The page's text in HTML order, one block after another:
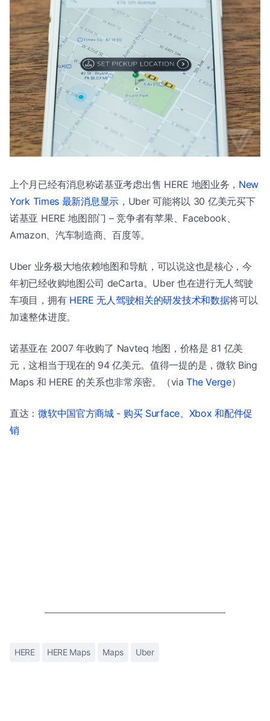
上个月已经有消息称诺基亚考虑出售 HERE 地图业务， New
York Times 最新消息显示 ，Uber 可能将以 30 亿美元买下
诺基亚 HERE 地图部门 – 竞争者有苹果、Facebook、
Amazon、汽车制造商、百度等。
Uber 业务极大地依赖地图和导航，可以说这也是核心，今
年初已经收购地图公司 deCarta。Uber 也在进行无人驾驶
车项目，拥有 HERE 无人驾驶相关的研发技术和数据将可以
加速整体进度。
诺基亚在 2007 年收购了 Navteq 地图，价格是 81 亿美
元，这相当于现在的 94 亿美元。值得一提的是，微软 Bing
Maps 和 HERE 的关系也非常亲密。（viaThe Verge）
直达：微软中国官方商城 - 购买 Surface、Xbox 和配件促
销
HERE HERE Maps Maps Uber